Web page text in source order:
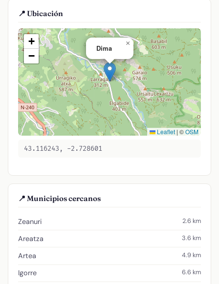
📍 Ubicación
Dima
×
+
−
Leaflet | ©OSM
43.116243, -2.728601
📍 Municipios cercanos
Zeanuri 2.6 km
Areatza 3.6 km
Artea 4.9 km
Igorre 6.6 km